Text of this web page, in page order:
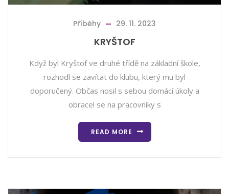
Příběhy 29. 11. 2023
KRYŠTOF
Když byl Kryštof ve druhé třídě na základní škole,
rozhodl se zavítat do klubu, který mu byl
doporučený. Občas nosil s sebou domácí úkoly a
obracel se na pracovníky s
READ MORE